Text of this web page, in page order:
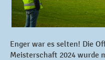
Enger war es selten! Die
Meisterschaft 2024 wurde